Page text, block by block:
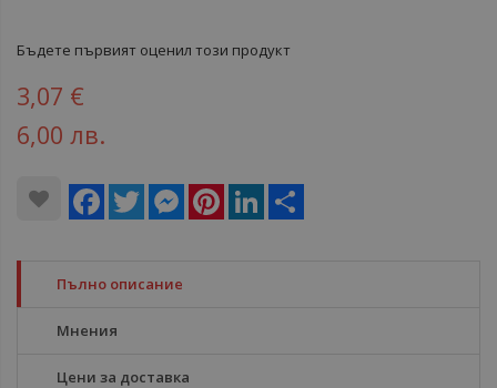
Бъдете първият оценил този продукт
3,07 €
6,00 лв.
Facebook
Twitter MessengerPinterestLinkedIn
Пълно описание
Мнения
Цени за доставка